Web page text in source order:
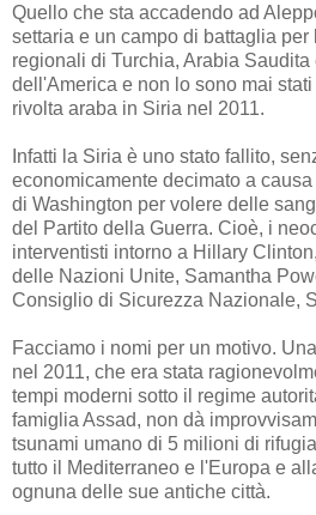
Quello che sta accadendo ad
settaria e un campo di battaglia
regionali di Turchia, Arabia Saudita
dell'America e non lo sono mai
rivolta araba in Siria nel 2011.
Infatti la Siria è uno stato fallito,
economicamente decimato a
di Washington per volere delle
del Partito della Guerra. Cioè, i
interventisti intorno a Hillary
delle Nazioni Unite, Samantha
Consiglio di Sicurezza Nazionale,
Facciamo i nomi per un motivo.
nel 2011, che era stata
tempi moderni sotto il regime
famiglia Assad, non dà
tsunami umano di 5 milioni di
tutto il Mediterraneo e l'Europa e
ognuna delle sue antiche città.